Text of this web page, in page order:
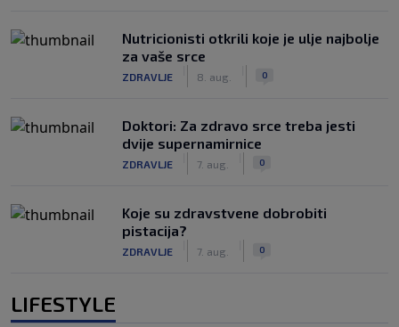
Nutricionisti otkrili koje je ulje najbolje
za vaše srce
ZDRAVLJE 8. aug. 0
Doktori: Za zdravo srce treba jesti
dvije supernamirnice
ZDRAVLJE 7. aug. 0
Koje su zdravstvene dobrobiti
pistacija?
ZDRAVLJE 7. aug. 0
LIFESTYLE